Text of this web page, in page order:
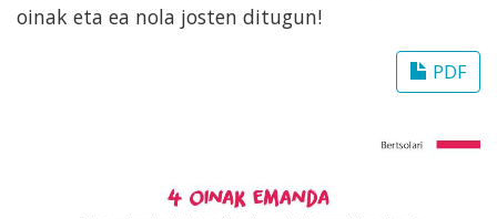
oinak eta ea nola josten ditugun!
PDF